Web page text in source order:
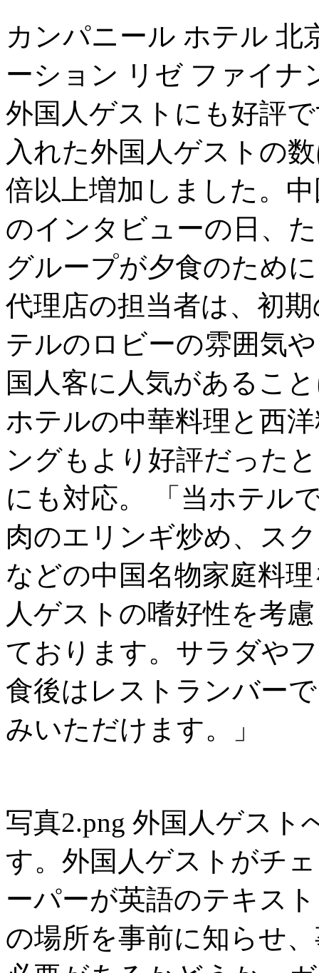
カンパニール ホテル 北
ーション リゼ ファイナ
外国人ゲストにも好評
入れた外国人ゲストの
倍以上増加しました。
のインタビューの日、
グループが夕食のため
代理店の担当者は、初
テルのロビーの雰囲気
国人客に人気があるこ
ホテルの中華料理と西
ングもより好評だった
にも対応。 「当ホテル
肉のエリンギ炒め、ス
などの中国名物家庭料
人ゲストの嗜好性を考
ております。サラダや
食後はレストランバー
みいただけます。」
写真2.png 外国人ゲスト
す。外国人ゲストがチ
ーパーが英語のテキス
の場所を事前に知らせ